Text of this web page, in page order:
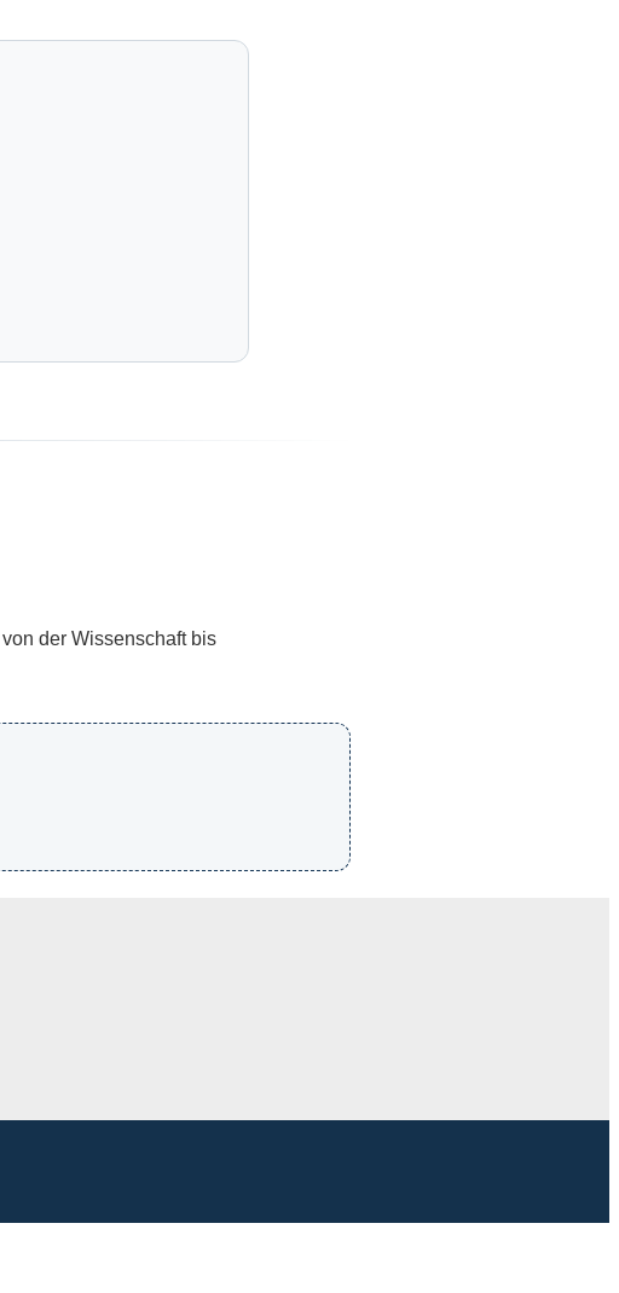
der Wissenschaft bis